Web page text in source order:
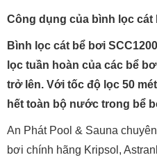
Công dụng của bình lọc cát
Bình lọc cát bể bơi
lọc tuần hoàn của các bể
trở lên. Với tốc độ lọc 50
hết toàn bộ nước trong bể
An Phát Pool & Sauna
bơi chính hãng Kripsol,